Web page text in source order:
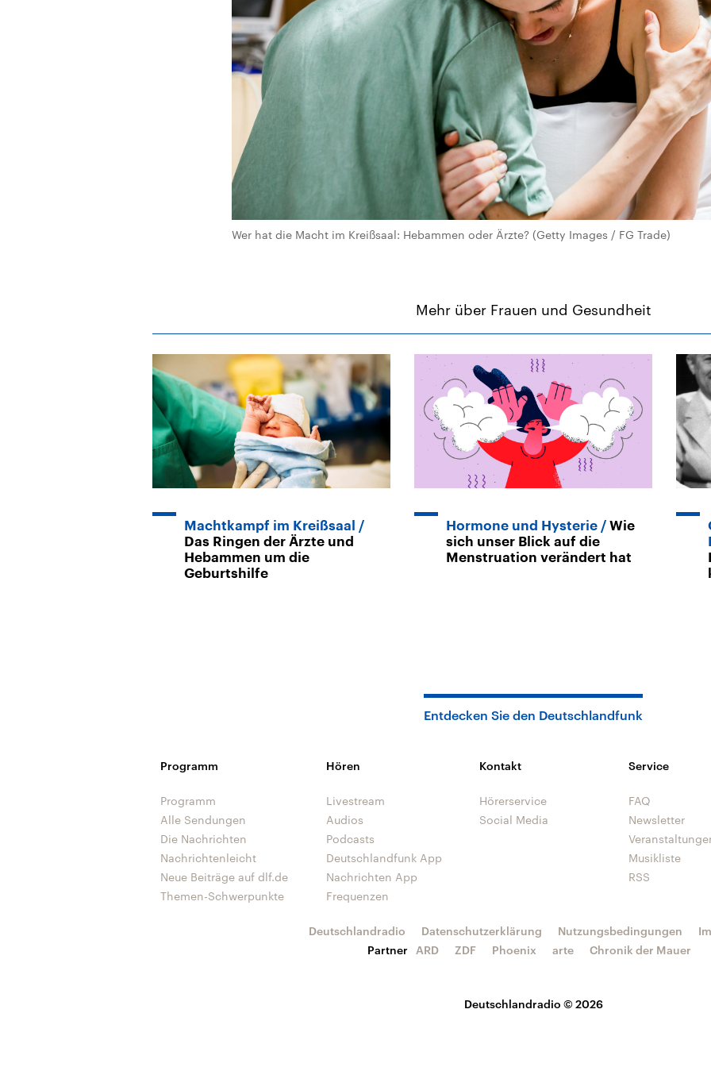
Wer hat die Macht im Kreißsaal: Hebammen oder Ärzte? (Getty Images / FG Trade)
Mehr über Frauen und Gesundheit
Machtkampf im Kreißsaal
Das Ringen der Ärzte und
Hebammen um die
Geburtshilfe
Hormone und Hysterie
Wie
sich unser Blick auf die
Menstruation verändert hat
Entdecken Sie den Deutschlandfunk
Programm
Programm
Alle Sendungen
Die Nachrichten
Nachrichtenleicht
Neue Beiträge auf dlf.de
Themen-Schwerpunkte
Hören
Livestream
Audios
Podcasts
Deutschlandfunk App
Nachrichten App
Frequenzen
Kontakt
Hörerservice
Social Media
Service
FAQ
Newsletter
Musikliste
RSS
Deutschlandradio © 2026
Deutschlandradio Datenschutzerklärung Nutzungsbedingungen
Partner
ARD ZDF Phoenix arte Chronik der Mauer